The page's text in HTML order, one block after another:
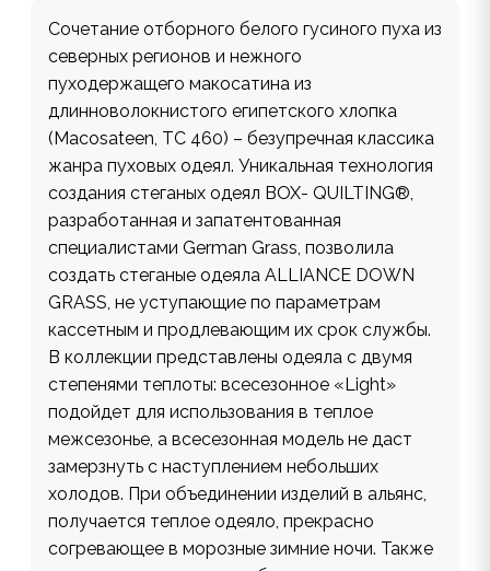
Сочетание отборного белого гусиного пуха из
северных регионов и нежного
пуходержащего макосатина из
длинноволокнистого египетского хлопка
(Macosateen, TC 460) – безупречная классика
жанра пуховых одеял. Уникальная технология
создания стеганых одеял BOX- QUILTING®,
разработанная и запатентованная
специалистами German Grass, позволила
создать стеганые одеяла ALLIANCE DOWN
GRASS, не уступающие по параметрам
кассетным и продлевающим их срок службы.
В коллекции представлены одеяла с двумя
степенями теплоты: всесезонное «Light»
подойдет для использования в теплое
межсезонье, а всесезонная модель не даст
замерзнуть с наступлением небольших
холодов. При объединении изделий в альянс,
получается теплое одеяло, прекрасно
согревающее в морозные зимние ночи. Также